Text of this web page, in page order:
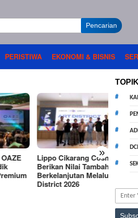
Pencarian
PERISTIWA EKONOMI & BISNIS
»
Lippo Cikarang Cosmopolis
Berikan Nilai Tambah
Berkelanjutan Melalui Art
District 2026